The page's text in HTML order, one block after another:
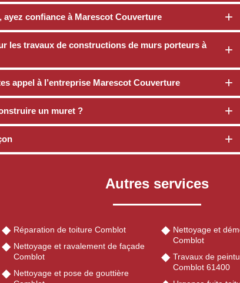
confiance à Marescot Couverture
les travaux de constructions de murs porteurs à
appel à l’entreprise Marescot Couverture
un muret ?
Autres services
Réparation de toiture Comblot
Nettoyage et ravalement de façade
Comblot
Nettoyage et pose de gouttière
Nettoyage et
Comblot
Travaux de
Comblot 61400